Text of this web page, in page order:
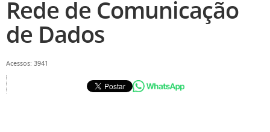
Rede de Comunicação
de Dados
Acessos: 3941